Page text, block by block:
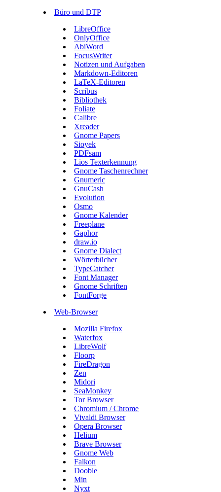
Büro und DTP
LibreOffice
OnlyOffice
AbiWord
FocusWriter
Notizen und Aufgaben
Markdown-Editoren
LaTeX-Editoren
Scribus
Bibliothek
Foliate
Calibre
Xreader
Gnome Papers
Sioyek
PDFsam
Lios Texterkennung
Gnome Taschenrechner
Gnumeric
GnuCash
Evolution
Osmo
Gnome Kalender
Freeplane
Gaphor
draw.io
Gnome Dialect
Wörterbücher
TypeCatcher
Font Manager
Gnome Schriften
FontForge
Web-Browser
Mozilla Firefox
Waterfox
LibreWolf
Floorp
FireDragon
Zen
Midori
SeaMonkey
Tor Browser
Chromium / Chrome
Vivaldi Browser
Opera Browser
Helium
Brave Browser
Gnome Web
Falkon
Dooble
Min
Nyxt